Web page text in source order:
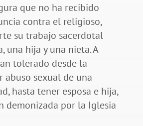
que no ha recibido
contra el religioso,
su trabajo sacerdotal
una hija y una nieta. A
tolerado desde la
abuso sexual de una
hasta tener esposa e hija,
demonizada por la Iglesia